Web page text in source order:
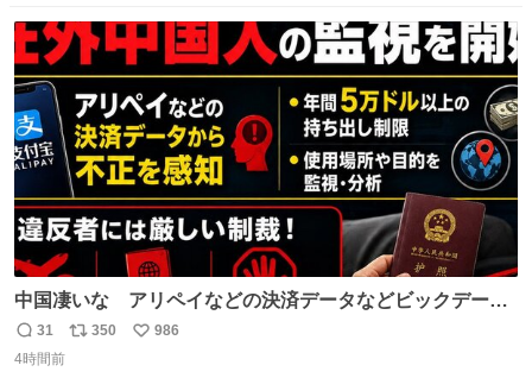
っていきたい… （昭和4年婦人倶楽部新年号より）
ト
数
数
中国凄いな アリペイなどの決済データなどビックデータ
で海外にいる中国人の監視をはじめ、多額の資金決済など
があれば帰国命令を出しはじめたらしい。そして、パスポ
返
信
31
リ
350
い
986
4時間前